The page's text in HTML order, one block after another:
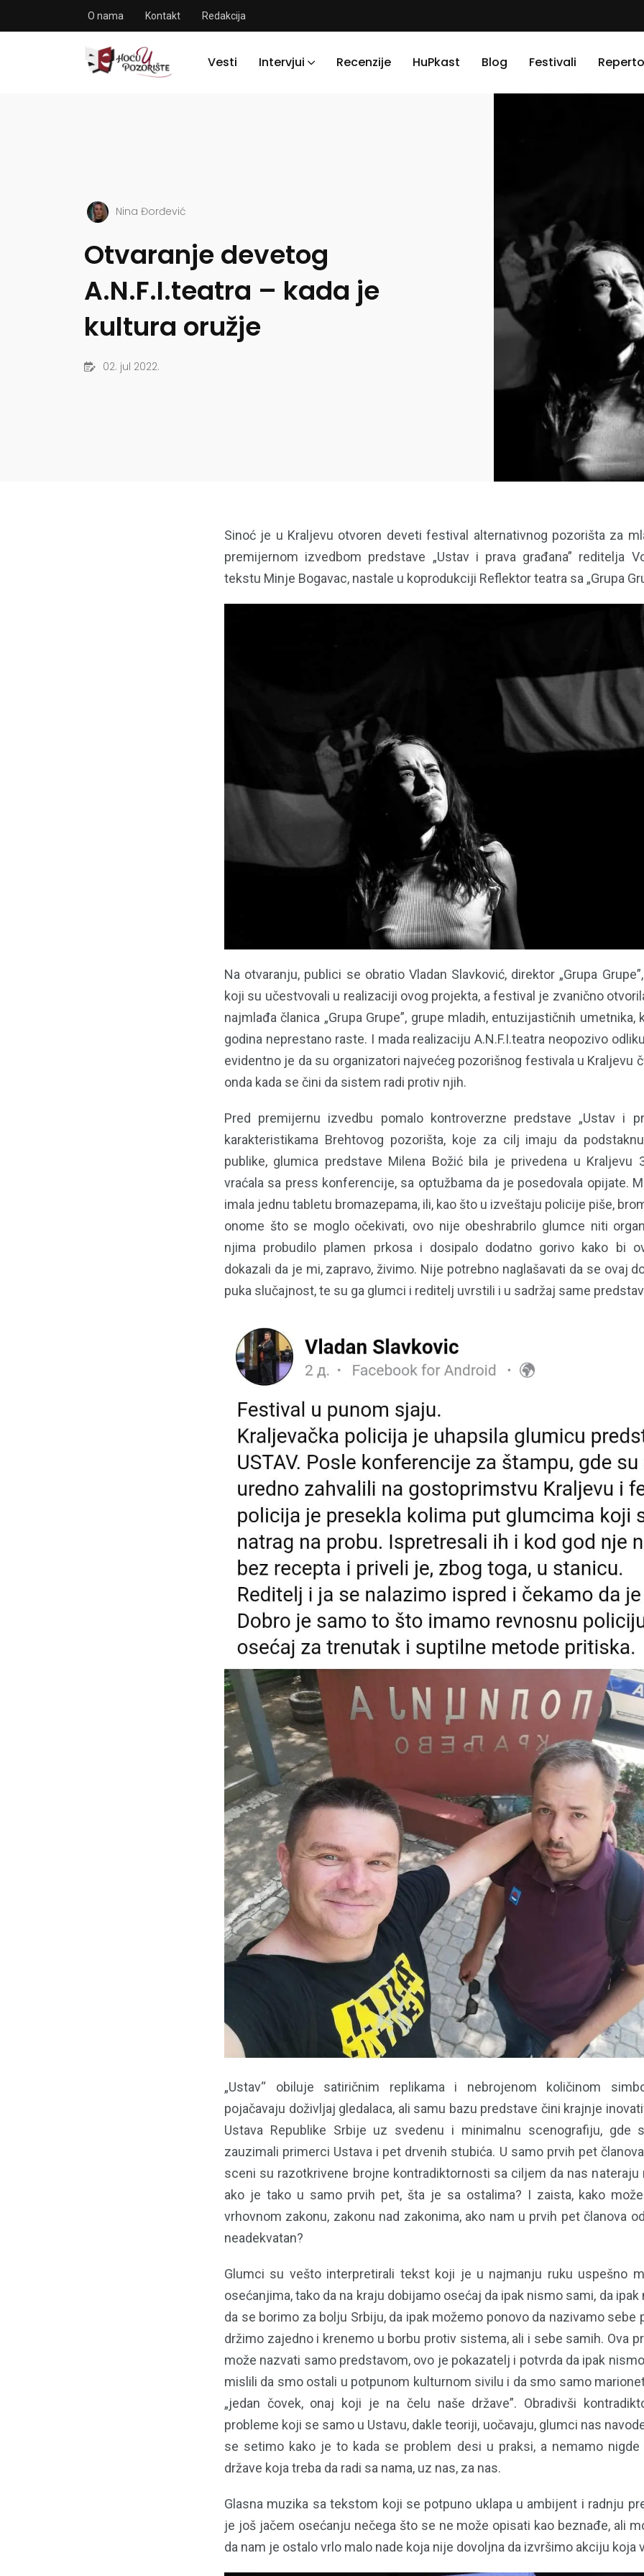
O nama Kontakt Redakcija
Vesti Intervjui Recenzije HuPkast Blog Festivali
Nina Đorđević
Otvaranje devetog
A.N.F.I.teatra – kada je
kultura oružje
02. jul 2022.
Sinoć je u Kraljevu otvoren deveti festival alternativnog pozorišta za
premijernom izvedbom predstave „Ustav i prava građana” reditelja
tekstu Minje Bogavac, nastale u koprodukciji Reflektor teatra sa „Grupa
Na otvaranju, publici se obratio Vladan Slavković, direktor „Grupa
koji su učestvovali u realizaciji ovog projekta, a festival je zvanično
najmlađa članica „Grupa Grupe”, grupe mladih, entuzijastičnih umetnika,
godina neprestano raste. I mada realizaciju A.N.F.I.teatra neopozivo
evidentno je da su organizatori najvećeg pozorišnog festivala u Kraljevu
onda kada se čini da sistem radi protiv njih.
Pred premijernu izvedbu pomalo kontroverzne predstave „Ustav i
karakteristikama Brehtovog pozorišta, koje za cilj imaju da
publike, glumica predstave Milena Božić bila je privedena u Kraljevu
vraćala sa press konferencije, sa optužbama da je posedovala opijate.
imala jednu tabletu bromazepama, ili, kao što u izveštaju policije piše,
onome što se moglo očekivati, ovo nije obeshrabrilo glumce niti
njima probudilo plamen prkosa i dosipalo dodatno gorivo kako bi
dokazali da je mi, zapravo, živimo. Nije potrebno naglašavati da se ovaj
puka slučajnost, te su ga glumci i reditelj uvrstili i u sadržaj same
„Ustav“ obiluje satiričnim replikama i nebrojenom količinom
pojačavaju doživljaj gledalaca, ali samu bazu predstave čini krajnje
Ustava Republike Srbije uz svedenu i minimalnu scenografiju, gde
zauzimali primerci Ustava i pet drvenih stubića. U samo prvih pet
sceni su razotkrivene brojne kontradiktornosti sa ciljem da nas
ako je tako u samo prvih pet, šta je sa ostalima? I zaista, kako
vrhovnom zakonu, zakonu nad zakonima, ako nam u prvih pet članova
neadekvatan?
Glumci su vešto interpretirali tekst koji je u najmanju ruku uspešno
osećanjima, tako da na kraju dobijamo osećaj da ipak nismo sami, da
da se borimo za bolju Srbiju, da ipak možemo ponovo da nazivamo sebe
držimo zajedno i krenemo u borbu protiv sistema, ali i sebe samih. Ova
može nazvati samo predstavom, ovo je pokazatelj i potvrda da ipak
mislili da smo ostali u potpunom kulturnom sivilu i da smo samo
„jedan čovek, onaj koji je na čelu naše države”. Obradivši
probleme koji se samo u Ustavu, dakle teoriji, uočavaju, glumci nas
se setimo kako je to kada se problem desi u praksi, a nemamo
države koja treba da radi sa nama, uz nas, za nas.
Glasna muzika sa tekstom koji se potpuno uklapa u ambijent i radnju
je još jačem osećanju nečega što se ne može opisati kao beznađe, ali
da nam je ostalo vrlo malo nade koja nije dovoljna da izvršimo akciju koja